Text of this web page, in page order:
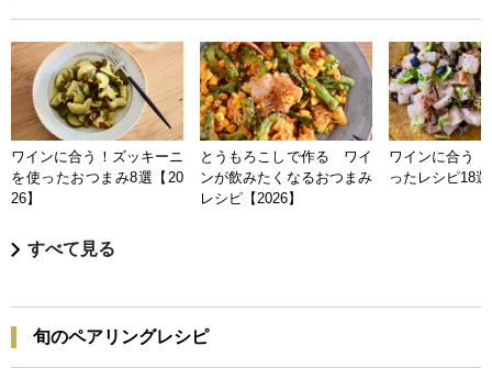
ワインに合う！ズッキーニ
を使ったおつまみ8選【20
26】
とうもろこしで作る ワイ
ンが飲みたくなるおつまみ
レシピ【2026】
ワインに合う
ったレシピ18
すべて見る
旬のペアリングレシピ